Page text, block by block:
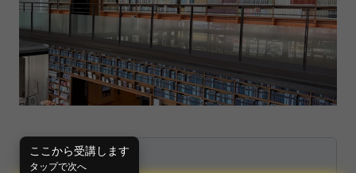
1,480
ここから受講します
タップで次へ